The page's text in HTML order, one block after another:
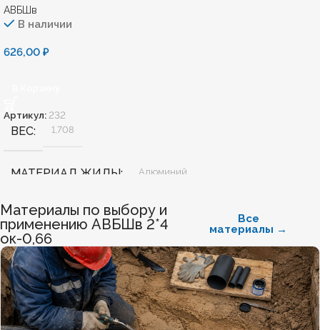
АВБШв
В наличии
626,00 ₽
Артикул: 232
ВЕС 1,708
МАТЕРИАЛ ЖИЛЫ Алюминий
БЕЗГАЛОГЕННЫЙ Нет
ХЛАДОСТОЙКИЙ Нет
СЕЧЕНИЕ ТПЖ 50
Материалы по выбору и
применению АВБШв 2*4
ок-0,66
Все
материалы →